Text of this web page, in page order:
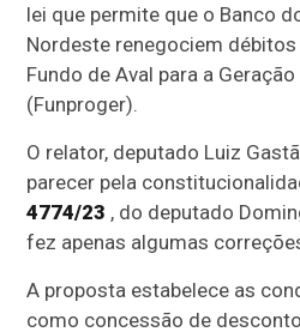
lei que permite que o Banco
Nordeste renegociem
Fundo de Aval para a
(Funproger).
O relator, deputado Luiz
parecer pela
4774/23 , do deputado
fez apenas algumas
A proposta estabelece as
como concessão de